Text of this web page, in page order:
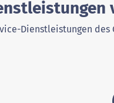
Dienstleistungen des